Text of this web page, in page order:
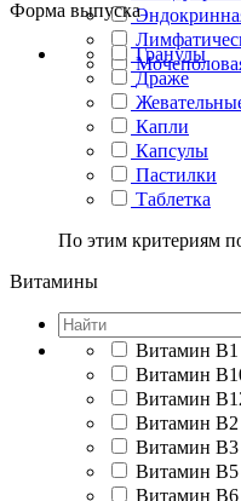
Форма выпуска
Гранулы
Драже
Капли
Капсулы
Пастилки
Таблетка
По этим критериям
Витамины
Витамин
Витамин
Витамин
Витамин
Витамин B3
Витамин B5
Витамин